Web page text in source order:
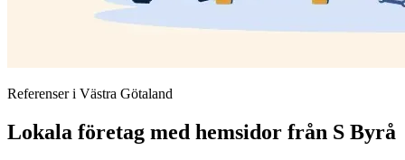
Referenser i Västra Götaland
Lokala företag med hemsidor från S Byrå